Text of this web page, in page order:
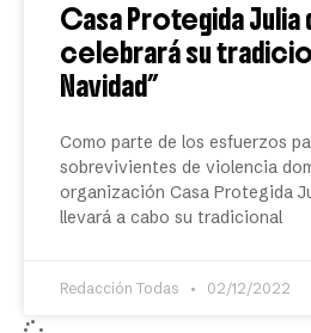
Casa Protegida Julia
celebrará su
Navidad”
Como parte de los esfuerzos
sobrevivientes de violencia
organización Casa Protegida
llevará a cabo su tradicional
Redacción Todas 02/12/2022